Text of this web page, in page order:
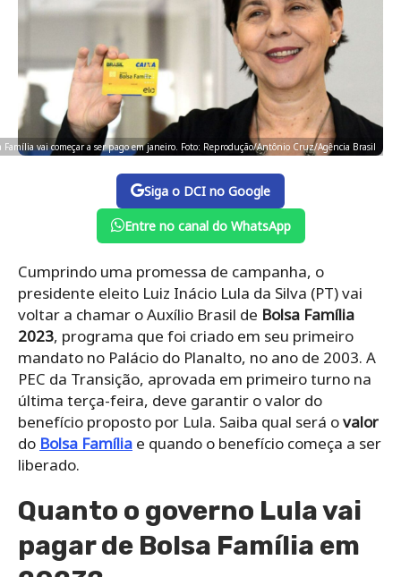
Família vai começar a ser pago em janeiro. Foto: Reprodução/Antônio Cruz/Agência Brasil
Siga o DCI no Google
Entre no canal do WhatsApp
Cumprindo uma promessa de campanha, o
presidente eleito Luiz Inácio Lula da Silva (PT) vai
voltar a chamar o Auxílio Brasil de Bolsa Família
2023, programa que foi criado em seu primeiro
mandato no Palácio do Planalto, no ano de 2003. A
PEC da Transição, aprovada em primeiro turno na
última terça-feira, deve garantir o valor do
benefício proposto por Lula. Saiba qual será ovalor
do Bolsa Família e quando o benefício começa a ser
liberado.
Quanto o governo Lula vai
pagar de Bolsa Família em